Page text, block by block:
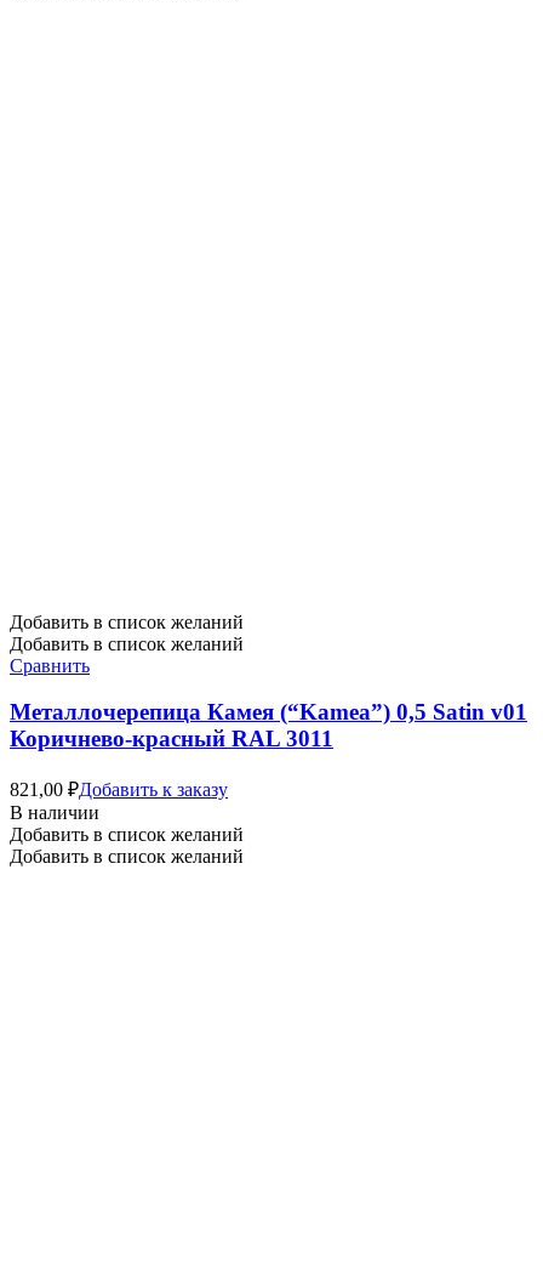
Добавить в список желаний
Добавить в список желаний
Сравнить
Металлочерепица Камея (“Kamea”) 0,5 Satin v01
Коричнево-красный RAL 3011
821,00 ₽Добавить к заказу
В наличии
Добавить в список желаний
Добавить в список желаний